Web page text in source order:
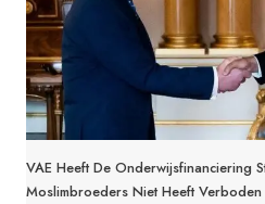
VAE Heeft De Onderwijsfinanciering
Moslimbroeders Niet Heeft Verboden